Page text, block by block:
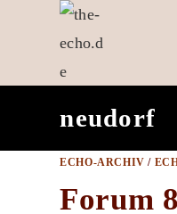
neudorf
ECHO-ARCHIV /
Forum